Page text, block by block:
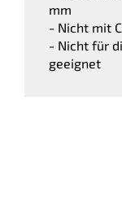
mm
- Nicht mit
- Nicht für
geeignet